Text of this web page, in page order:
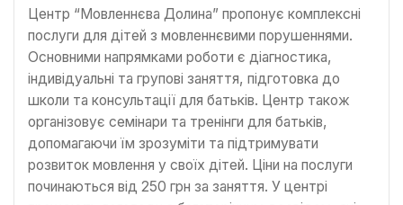
Центр “Мовленнєва Долина” пропонує комплексні
послуги для дітей з мовленнєвими порушеннями.
Основними напрямками роботи є діагностика,
індивідуальні та групові заняття, підготовка до
школи та консультації для батьків. Центр також
організовує семінари та тренінги для батьків,
допомагаючи їм зрозуміти та підтримувати
розвиток мовлення у своїх дітей. Ціни на послуги
починаються від 250 грн за заняття. У центрі